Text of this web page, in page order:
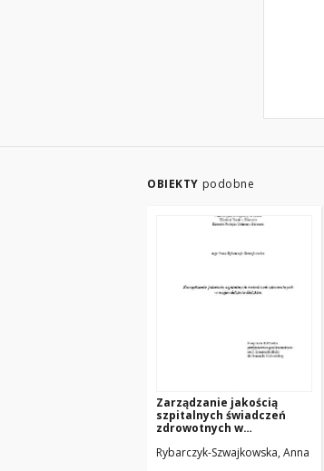
OBIEKTY podobne
Zarządzanie jakością
szpitalnych świadczeń
zdrowotnych w
Rybarczyk-Szwajkowska, Anna